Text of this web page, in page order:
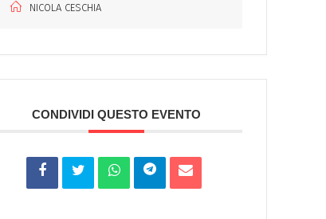
NICOLA CESCHIA
CONDIVIDI QUESTO EVENTO